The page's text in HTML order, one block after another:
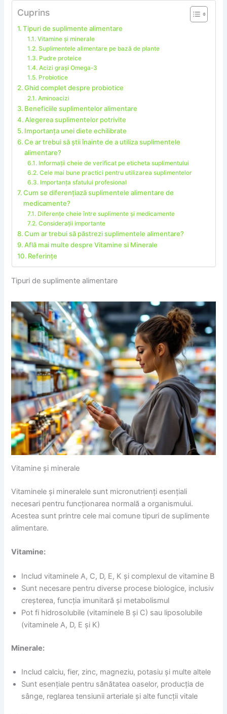
Cuprins
Tipuri de suplimente alimentare
Vitamine și minerale
Suplimentele alimentare pe bază de plante
Pudre proteice
Acizi grași Omega-3
Probiotice
Ghid complet despre probiotice
Aminoacizi
Beneficiile suplimentelor alimentare
Alegerea suplimentelor potrivite
Importanța unei diete echilibrate
Ce ar trebui să știi înainte de a utiliza suplimentele
alimentare?
Informații cheie de verificat pe eticheta suplimentului
Cele mai bune practici pentru utilizarea suplimentelor
Importanța sfatului profesional
Cum se diferențiază suplimentele alimentare de
medicamente?
Diferențe cheie între suplimente și medicamente
Considerații importante
Cum ar trebui să păstrezi suplimentele alimentare?
Află mai multe despre Vitamine si Minerale
Referințe
Tipuri de suplimente alimentare
Vitamine și minerale
Vitaminele și mineralele sunt micronutrienți esențiali
necesari pentru funcționarea normală a organismului.
Acestea sunt printre cele mai comune tipuri de suplimente
alimentare.
Vitamine:
Includ vitaminele A, C, D, E, K și complexul de vitamine B
Sunt necesare pentru diverse procese biologice, inclusiv
creșterea, funcția imunitară și metabolismul
Pot fi hidrosolubile (vitaminele B și C) sau liposolubile
(vitaminele A, D, E și K)
Minerale:
Includ calciu, fier, zinc, magneziu, potasiu și multe altele
Sunt esențiale pentru sănătatea oaselor, producția de
sânge, reglarea tensiunii arteriale și alte funcții vitale